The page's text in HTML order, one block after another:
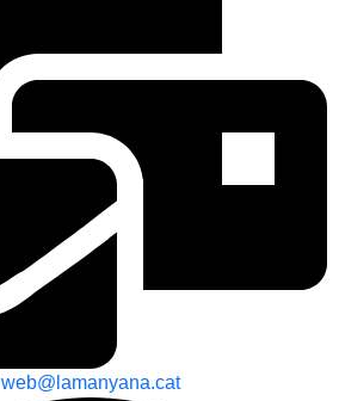
web@lamanyana.cat